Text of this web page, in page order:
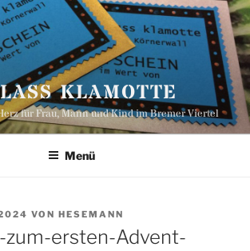
KLAMOTTE
für Frau, Mann und Kind im Bremer Viertel
Menü
VON HESEMANN
ersten-Advent-